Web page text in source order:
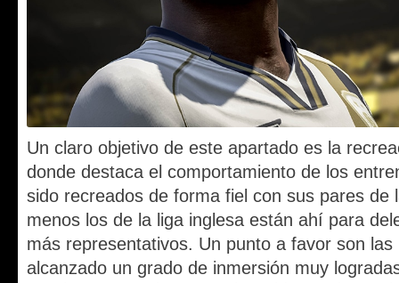
Un claro objetivo de este apartado es la
donde destaca el comportamiento de los
sido recreados de forma fiel con sus pares de
menos los de la liga inglesa están ahí para
más representativos. Un punto a favor son
alcanzado un grado de inmersión muy